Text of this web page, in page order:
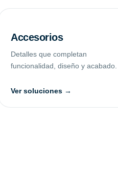
Accesorios
Detalles que completan
funcionalidad, diseño y acabado.
Ver soluciones →